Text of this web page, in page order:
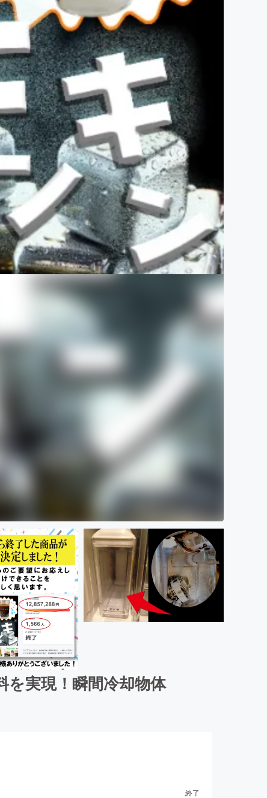
実現！瞬間冷却物体
終了